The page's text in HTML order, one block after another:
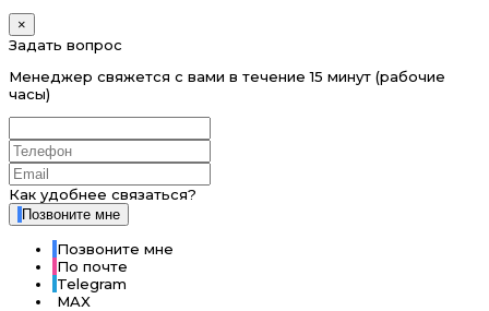
×
Задать вопрос
Менеджер свяжется с вами в течение 15 минут (рабочие
часы)
Как удобнее связаться?
Позвоните мне
Позвоните мне
По почте
Telegram
MAX